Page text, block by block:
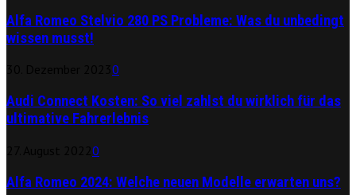
Alfa Romeo Stelvio 280 PS Probleme: Was du unbedingt
wissen musst!
0
Audi Connect Kosten: So viel zahlst du wirklich für das
ultimative Fahrerlebnis
0
Alfa Romeo 2024: Welche neuen Modelle erwarten uns?